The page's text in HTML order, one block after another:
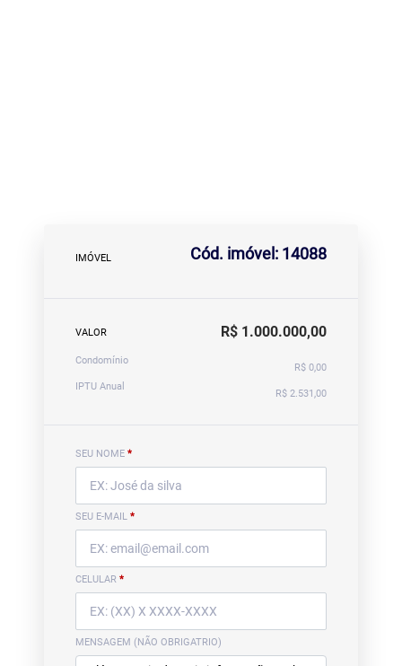
IMÓVEL Cód. imóvel: 14088
VALOR R$ 1.000.000,00
Condomínio
R$ 0,00
IPTU Anual
R$ 2.531,00
SEU NOME *
SEU E-MAIL *
CELULAR *
MENSAGEM (NÃO OBRIGATRIO)